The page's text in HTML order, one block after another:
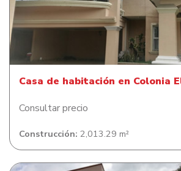
Casa de habitación en Colonia
Casa de habitación en Colonia
Consultar precio
Construcción: 2,013.29 m²